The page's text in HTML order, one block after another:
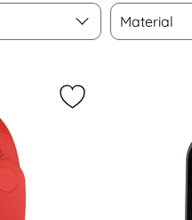
Material
Material
Markera xiaomi